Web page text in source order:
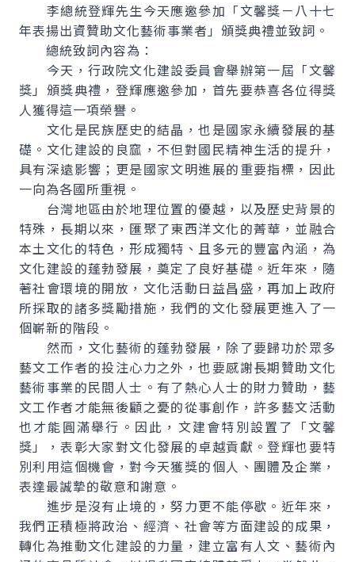
李總統登輝先生今天應邀參加「文馨獎－八十七
年表揚出資贊助文化藝術事業者」頒獎典禮並致詞。
總統致詞內容為：
今天，行政院文化建設委員會舉辦第一屆「文馨
獎」頒獎典禮，登輝應邀參加，首先要恭喜各位得獎
人獲得這一項榮譽。
文化是民族歷史的結晶，也是國家永續發展的基
礎。文化建設的良窳，不但對國民精神生活的提升，
具有深遠影響；更是國家文明進展的重要指標，因此
一向為各國所重視。
台灣地區由於地理位置的優越，以及歷史背景的
特殊，長期以來，匯聚了東西洋文化的菁華，並融合
本土文化的特色，形成獨特、且多元的豐富內涵，為
文化建設的蓬勃發展，奠定了良好基礎。近年來，隨
著社會環境的開放，文化活動日益昌盛，再加上政府
所採取的諸多獎勵措施，我們的文化發展更進入了一
個嶄新的階段。
然而，文化藝術的蓬勃發展，除了要歸功於眾多
藝文工作者的投注心力之外，也要感謝長期贊助文化
藝術事業的民間人士。有了熱心人士的財力贊助，藝
文工作者才能無後顧之憂的從事創作，許多藝文活動
也才能圓滿舉行。因此，文建會特別設置了「文馨
獎」，表彰大家對文化發展的卓越貢獻。登輝也要特
別利用這個機會，對今天獲獎的個人、團體及企業，
表達最誠摯的敬意和謝意。
進步是沒有止境的，努力更不能停歇。近年來，
我們正積極將政治、經濟、社會等方面建設的成果，
轉化為推動文化建設的力量，建立富有人文、藝術內